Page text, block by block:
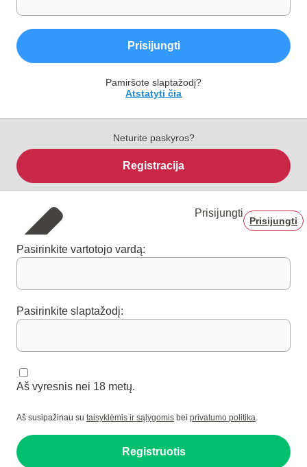
Prisijungti
Pamiršote slaptažodį?
Atstatyti čia
Neturite paskyros?
Registracija
Prisijungti
Prisijungti
Pasirinkite vartotojo vardą:
Pasirinkite slaptažodį:
Aš vyresnis nei 18 metų.
Aš susipažinau su taisyklėmis ir sąlygomis bei privatumo politika.
Registruotis